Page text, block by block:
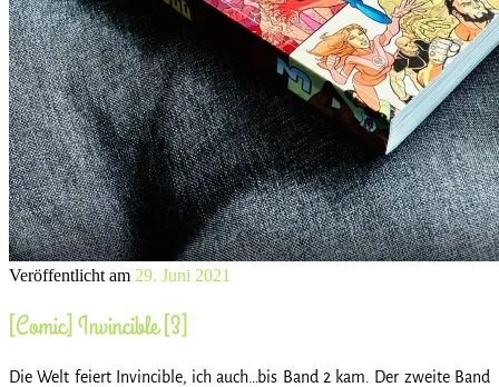
Veröffentlicht am 29. Juni 2021
[Comic] Invincible [3]
Die Welt feiert Invincible, ich auch…bis Band 2 kam. Der zweite Band